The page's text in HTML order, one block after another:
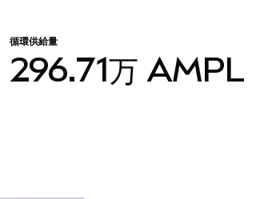
循環供給量
296.71万 AMPL